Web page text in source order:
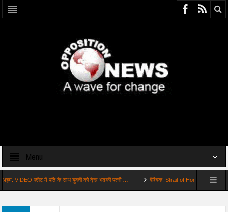
Menu
फ्लैट में पति के साथ युवती को देख भड़की पत्नी … वैश्विक: Strait of Hormuz पर झुका अमेरिका